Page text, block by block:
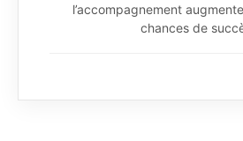
l’accompagnement
chances de